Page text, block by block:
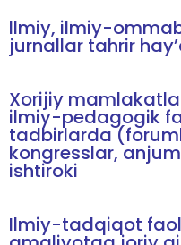
Ilmiy, ilmiy-
jurnallar tahrir
Xorijiy
ilmiy-pedagogik
tadbirlarda
kongresslar,
ishtiroki
Ilmiy-tadqiqot